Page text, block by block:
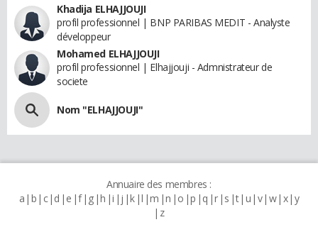
Khadija ELHAJJOUJI
profil professionnel | BNP PARIBAS MEDIT - Analyste
développeur
Mohamed ELHAJJOUJI
profil professionnel | Elhajjouji - Admnistrateur de
societe
Nom "ELHAJJOUJI"
Annuaire des membres :
a b c d e f g h i j k l m n o p q r s t u v w x y
z